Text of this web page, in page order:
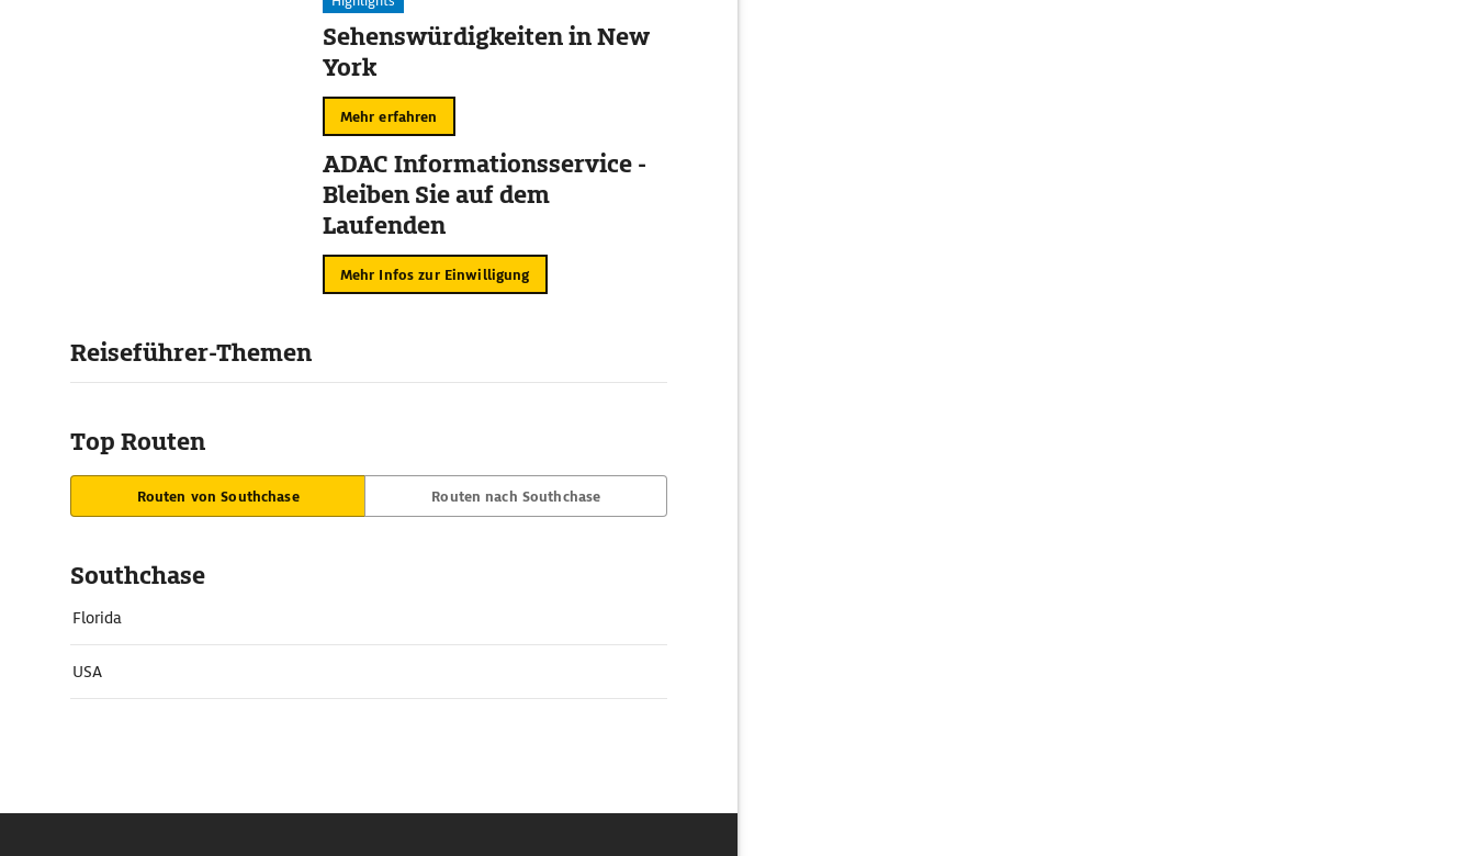
Sehenswürdigkeiten in New
York
Mehr erfahren
ADAC Informationsservice -
Bleiben Sie auf dem
Laufenden
Mehr Infos zur Einwilligung
Reiseführer-Themen
Top Routen
Routen von Southchase Routen nach Southchase
Southchase
Florida
USA